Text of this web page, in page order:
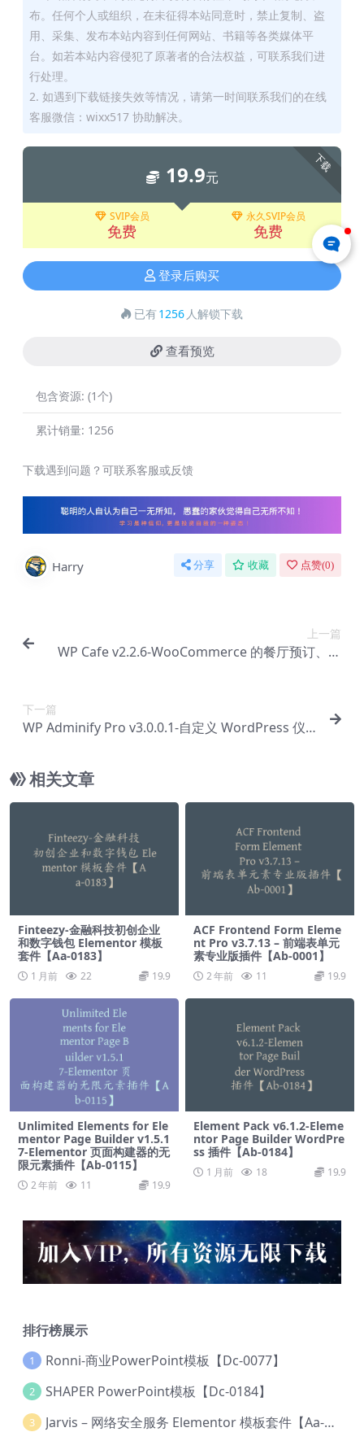
布。任何个人或组织，在未征得本站同意时，禁止复制、盗
用、采集、发布本站内容到任何网站、书籍等各类媒体平
台。如若本站内容侵犯了原著者的合法权益，可联系我们进
行处理。
2. 如遇到下载链接失效等情况，请第一时间联系我们的在线
客服微信：wixx517 协助解决。
下载
19.9元
SVIP会员
免费
永久SVIP会员
免费
登录后购买
已有1256 人解锁下载
查看预览
包含资源: (1个)
累计销量: 1256
下载遇到问题？可联系客服或反馈
Harry 分享 收藏 点赞(0)
上一篇
WP Cafe v2.2.6-WooCommerce 的餐厅预订、食
下一篇
WP Adminify Pro v3.0.0.1-自定义 WordPress 仪
相关文章
Finteezy-金融科技初创企业
和数字钱包 Elementor 模板
套件【Aa-0183】
1 月前 22 19.9
ACF Frontend Form Eleme
nt Pro v3.7.13 – 前端表单元
素专业版插件【Ab-0001】
2 年前 11 19.9
Unlimited Elements for Ele
mentor Page Builder v1.5.1
7-Elementor 页面构建器的无
限元素插件【Ab-0115】
2 年前 11 19.9
Element Pack v6.1.2-Eleme
ntor Page Builder WordPre
ss 插件【Ab-0184】
1 月前 18 19.9
排行榜展示
1 Ronni-商业PowerPoint模板【Dc-0077】
2 SHAPER PowerPoint模板【Dc-0184】
3 Jarvis – 网络安全服务 Elementor 模板套件【Aa-0035】